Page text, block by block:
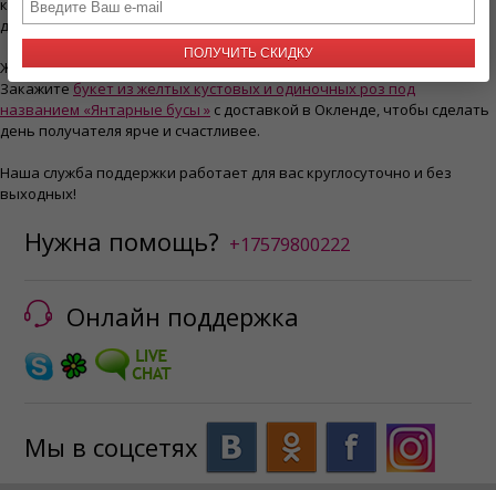
корзинкой. Вы можете отправить любой букет или композицию с
доставкой в Окленде через Cyber-Florist.
Желтые цвета могут поднять настроение и скрасить любой день.
Закажитебукет из желтых кустовых и одиночных роз под
названием «Янтарные бусы » с доставкой в Окленде, чтобы сделать
день получателя ярче и счастливее.
Наша служба поддержки работает для вас круглосуточно и без
выходных!
Нужна помощь? +17579800222
Онлайн поддержка
Мы в соцсетях
ПОЛУЧИТЬ СКИДКУ